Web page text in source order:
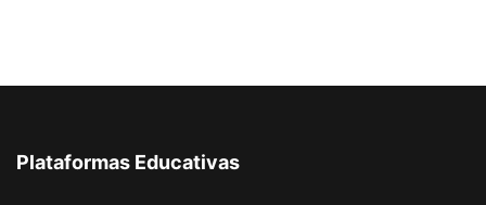
Plataformas Educativas